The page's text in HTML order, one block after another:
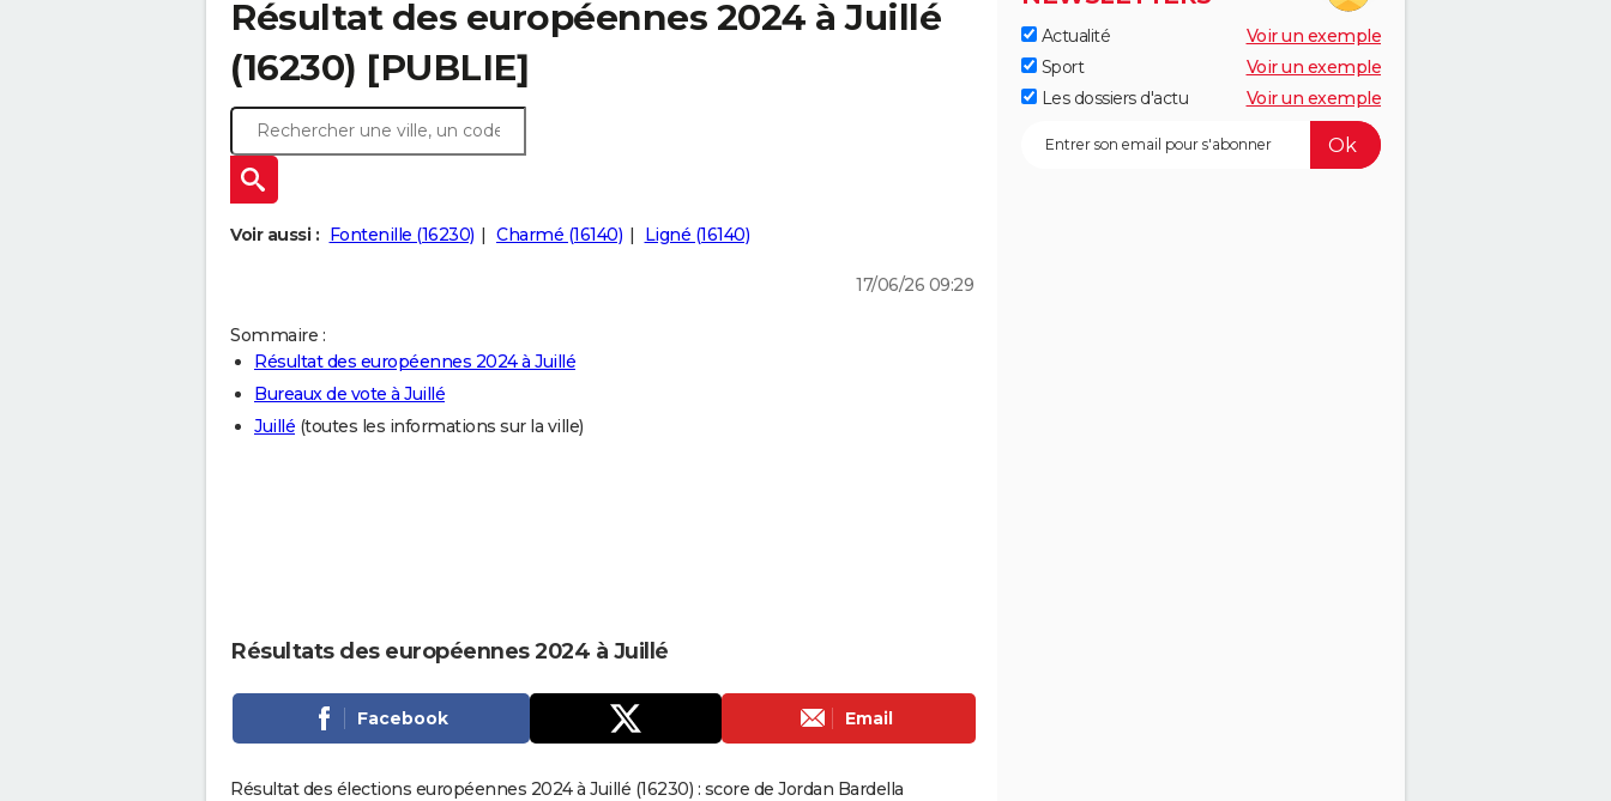
Résultat des européennes 2024 à Juillé
(16230) [PUBLIE]
Voir aussi : Fontenille (16230) Charmé (16140) Ligné (16140)
17/06/26 09:29
Sommaire :
Résultat des européennes 2024 à Juillé
Bureaux de vote à Juillé
Juillé (toutes les informations sur la ville)
Résultats des européennes 2024 à Juillé
Facebook Email
Résultat des élections européennes 2024 à Juillé (16230) : score de Jordan Bardella
Actualité
Voir un exemple
Sport
Voir un exemple
Les dossiers d'actu
Voir un exemple